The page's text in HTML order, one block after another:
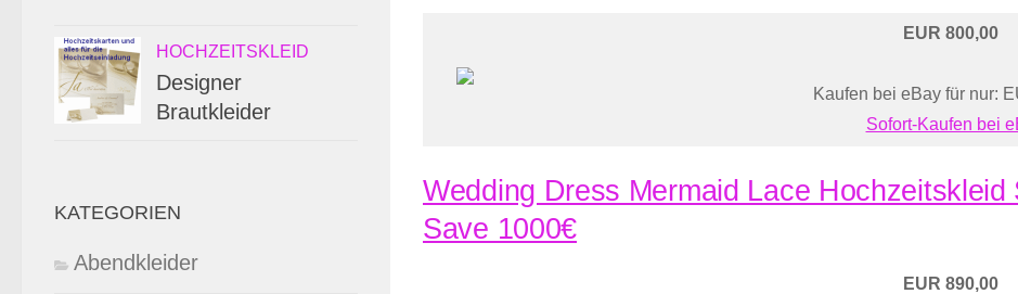
EUR 800,00
Kaufen bei eBay für nur:
Sofort-Kaufen bei
Wedding Dress Mermaid Lace Hochzeitskleid
Save 1000€
EUR 890,00
HOCHZEITSKLEID
Designer
Brautkleider
KATEGORIEN
Abendkleider